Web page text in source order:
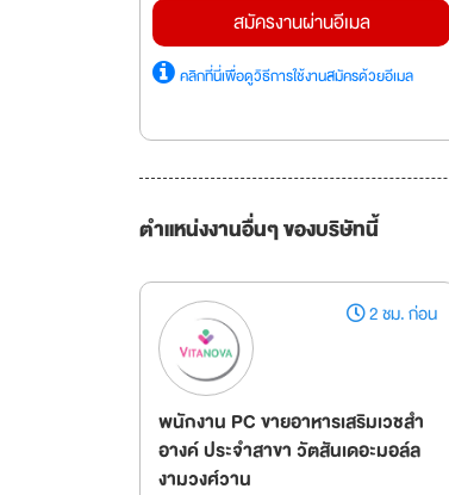
สมัครงานผ่านอีเมล
คลิกที่นี่เพื่อดูวิธีการใช้งานสมัครด้วยอีเมล
ตำแหน่งงานอื่นๆ ของบริษัทนี้
2 ชม. ก่อน
พนักงาน PC ขายอาหารเสริมเวชสำ
อางค์ ประจำสาขา วัตสันเดอะมอล์ล
งามวงศ์วาน